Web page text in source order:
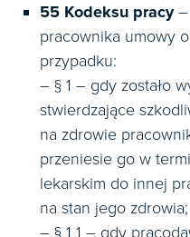
55 Kodeksu pracy–
pracownika umowy
przypadku:
– § 1 – gdy zostało
stwierdzające
na zdrowie
przeniesie go w
lekarskim do innej
na stan jego zdrowia;
– § 1 1 – gdy